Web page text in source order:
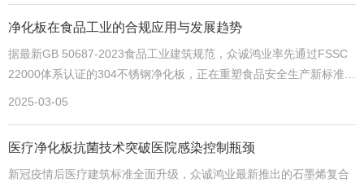
净化板在食品工业的合规应用与发展趋势
据最新GB 50687-2023食品工业建筑规范，众诚鸿业率先通过FSSC
22000体系认证的304不锈钢净化板，正在重塑食品安全生产新标准。
2025-03-05
医疗净化板抗菌技术突破医院感染控制瓶颈
新冠疫情后医疗建筑标准全面升级，众诚鸿业最新推出的石墨烯复合